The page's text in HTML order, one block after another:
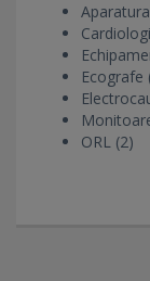
Ecografe
ORL (2)